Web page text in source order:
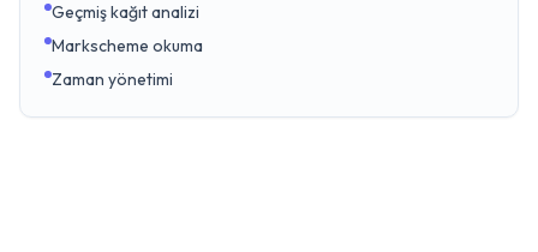
Geçmiş kağıt analizi
Markscheme okuma
Zaman yönetimi